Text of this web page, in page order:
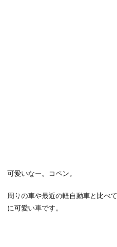
可愛いなー。コペン。
周りの車や最近の軽自動車と比べ
に可愛い車です。